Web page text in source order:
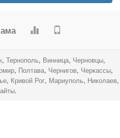
, Тернополь, Винница, Черновцы,
, Полтава, Чернигов, Черкассы,
, Кривой Рог, Мариуполь, Николаев,
.